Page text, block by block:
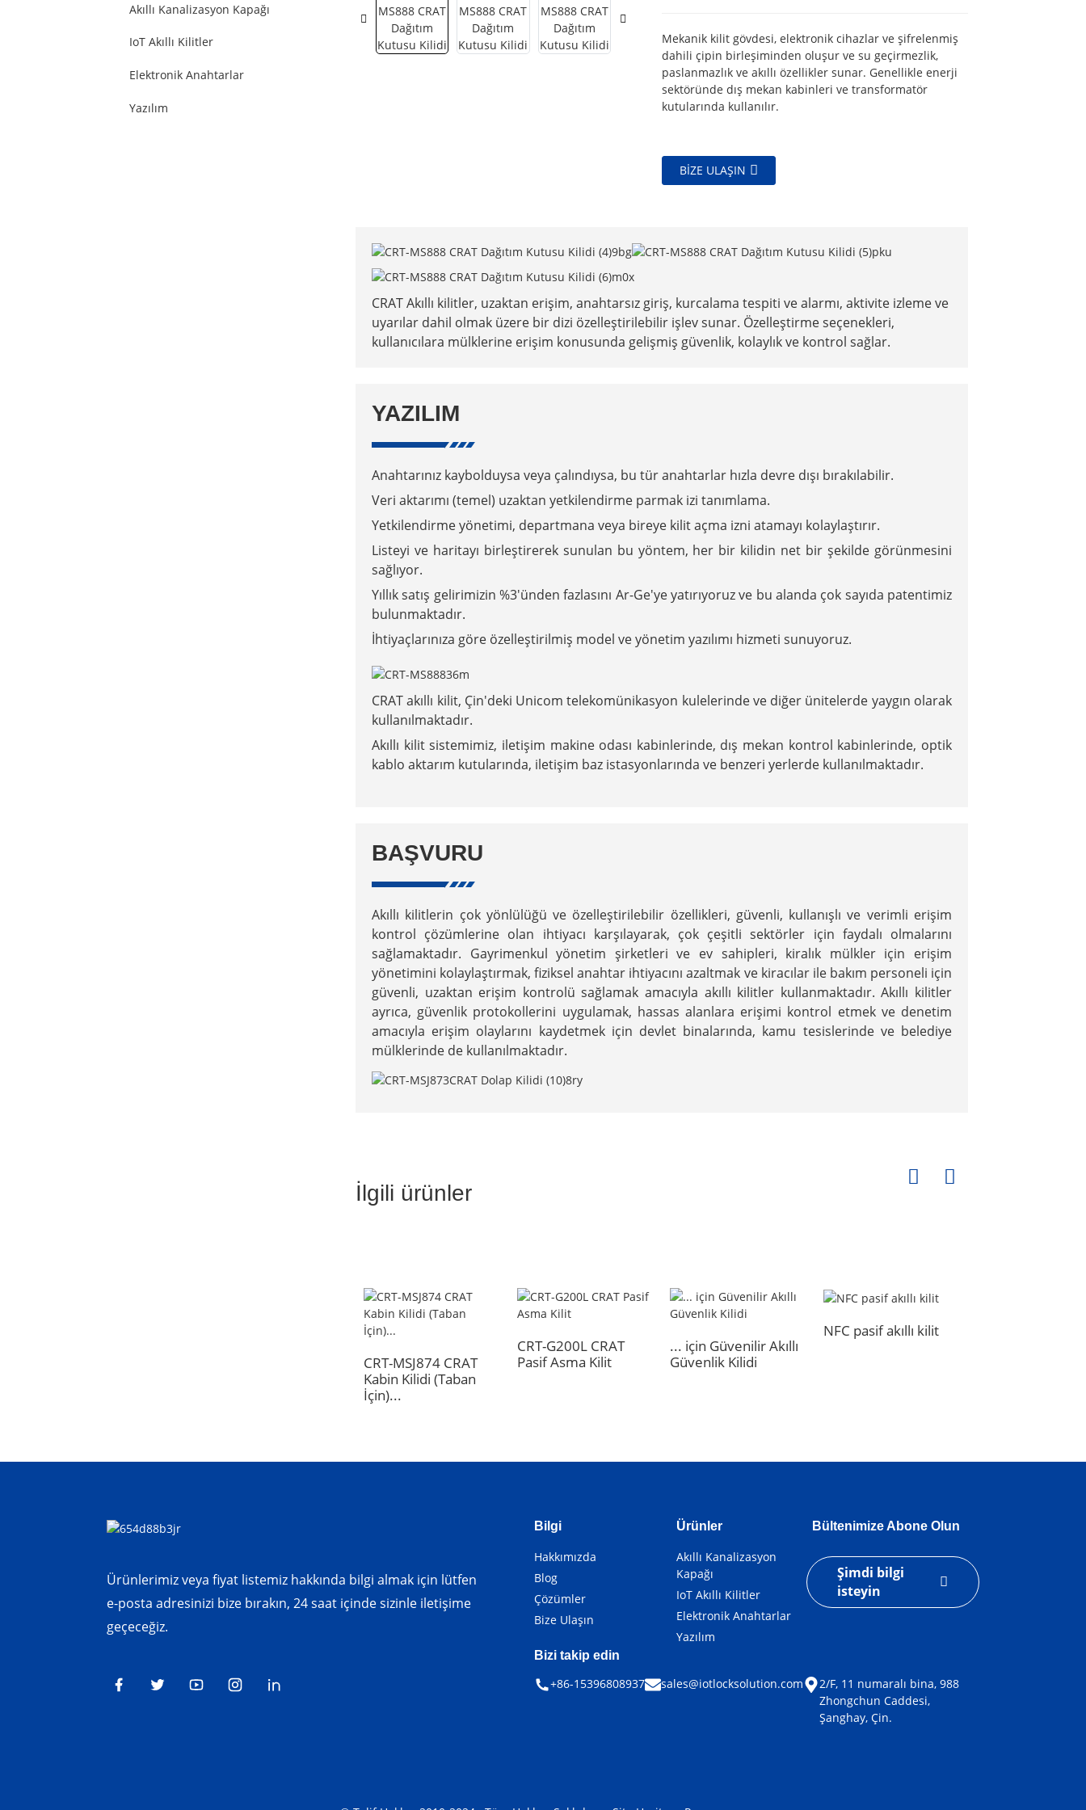
Akıllı Kanalizasyon Kapağı
IoT Akıllı Kilitler
Elektronik Anahtarlar
Yazılım
Mekanik kilit gövdesi, elektronik cihazlar ve şifrelenmiş
dahili çipin birleşiminden oluşur ve su geçirmezlik,
paslanmazlık ve akıllı özellikler sunar. Genellikle enerji
sektöründe dış mekan kabinleri ve transformatör
kutularında kullanılır.
BIZE ULAŞIN
CRAT Akıllı kilitler, uzaktan erişim, anahtarsız giriş, kurcalama tespiti ve alarmı, aktivite izleme ve
uyarılar dahil olmak üzere bir dizi özelleştirilebilir işlev sunar. Özelleştirme seçenekleri,
kullanıcılara mülklerine erişim konusunda gelişmiş güvenlik, kolaylık ve kontrol sağlar.
YAZILIM
Anahtarınız kaybolduysa veya çalındıysa, bu tür anahtarlar hızla devre dışı bırakılabilir.
Veri aktarımı (temel) uzaktan yetkilendirme parmak izi tanımlama.
Yetkilendirme yönetimi, departmana veya bireye kilit açma izni atamayı kolaylaştırır.
Listeyi ve haritayı birleştirerek sunulan bu yöntem, her bir kilidin net bir şekilde görünmesini
sağlıyor.
Yıllık satış gelirimizin %3'ünden fazlasını Ar-Ge'ye yatırıyoruz ve bu alanda çok sayıda patentimiz
bulunmaktadır.
İhtiyaçlarınıza göre özelleştirilmiş model ve yönetim yazılımı hizmeti sunuyoruz.
CRAT akıllı kilit, Çin'deki Unicom telekomünikasyon kulelerinde ve diğer ünitelerde yaygın olarak
kullanılmaktadır.
Akıllı kilit sistemimiz, iletişim makine odası kabinlerinde, dış mekan kontrol kabinlerinde, optik
kablo aktarım kutularında, iletişim baz istasyonlarında ve benzeri yerlerde kullanılmaktadır.
BAŞVURU
Akıllı kilitlerin çok yönlülüğü ve özelleştirilebilir özellikleri, güvenli, kullanışlı ve verimli erişim
kontrol çözümlerine olan ihtiyacı karşılayarak, çok çeşitli sektörler için faydalı olmalarını
sağlamaktadır. Gayrimenkul yönetim şirketleri ve ev sahipleri, kiralık mülkler için erişim
yönetimini kolaylaştırmak, fiziksel anahtar ihtiyacını azaltmak ve kiracılar ile bakım personeli için
güvenli, uzaktan erişim kontrolü sağlamak amacıyla akıllı kilitler kullanmaktadır. Akıllı kilitler
ayrıca, güvenlik protokollerini uygulamak, hassas alanlara erişimi kontrol etmek ve denetim
amacıyla erişim olaylarını kaydetmek için devlet binalarında, kamu tesislerinde ve belediye
mülklerinde de kullanılmaktadır.
İlgili ürünler
CRT-MSJ874 CRAT
Kabin Kilidi (Taban
İçin)...
CRT-G200L CRAT
Pasif Asma Kilit
... için Güvenilir Akıllı
Güvenlik Kilidi
NFC pasif akıllı kilit
Ürünlerimiz veya fiyat listemiz hakkında bilgi almak için lütfen
e-posta adresinizi bize bırakın, 24 saat içinde sizinle iletişime
geçeceğiz.
Bilgi
Hakkımızda
Blog
Çözümler
Bize Ulaşın
Ürünler
Akıllı Kanalizasyon
Kapağı
IoT Akıllı Kilitler
Elektronik Anahtarlar
Yazılım
Bültenimize Abone Olun
Şimdi bilgi
isteyin
Bizi takip edin
+86-15396808937 sales@iotlocksolution.com
2/F, 11 numaralı bina, 988
Zhongchun Caddesi,
Şanghay, Çin.